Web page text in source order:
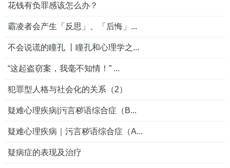
花钱有负罪感该怎么办？
霸凌者会产生「反思」、「后悔」...
不会说谎的瞳孔 丨瞳孔和心理学之...
“这起盗窃案，我毫不知情！” ...
犯罪型人格与社会化的关系（2）
疑难心理疾病|污言秽语综合症（B...
疑难心理疾病｜污言秽语综合症（A...
疑病症的表现及治疗